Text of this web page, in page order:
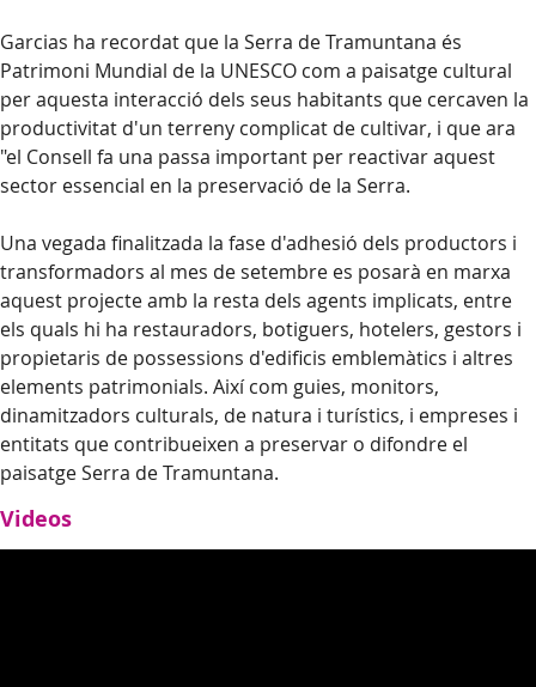
Garcias ha recordat que la Serra de Tramuntana és
Patrimoni Mundial de la UNESCO com a paisatge cultural
per aquesta interacció dels seus habitants que cercaven la
productivitat d'un terreny complicat de cultivar, i que ara
"el Consell fa una passa important per reactivar aquest
sector essencial en la preservació de la Serra.
​​Una vegada finalitzada la fase d'adhesió dels productors i
transformadors al mes de setembre es posarà en marxa
aquest projecte amb la resta dels agents implicats, entre
els quals hi ha restauradors, botiguers, hotelers, gestors i
propietaris de possessions d'edificis emblemàtics i altres
elements patrimonials. Així com guies, monitors,
dinamitzadors culturals, de natura i turístics, i empreses i
entitats que contribueixen a preservar o difondre el
paisatge Serra de Tramuntana.
Videos